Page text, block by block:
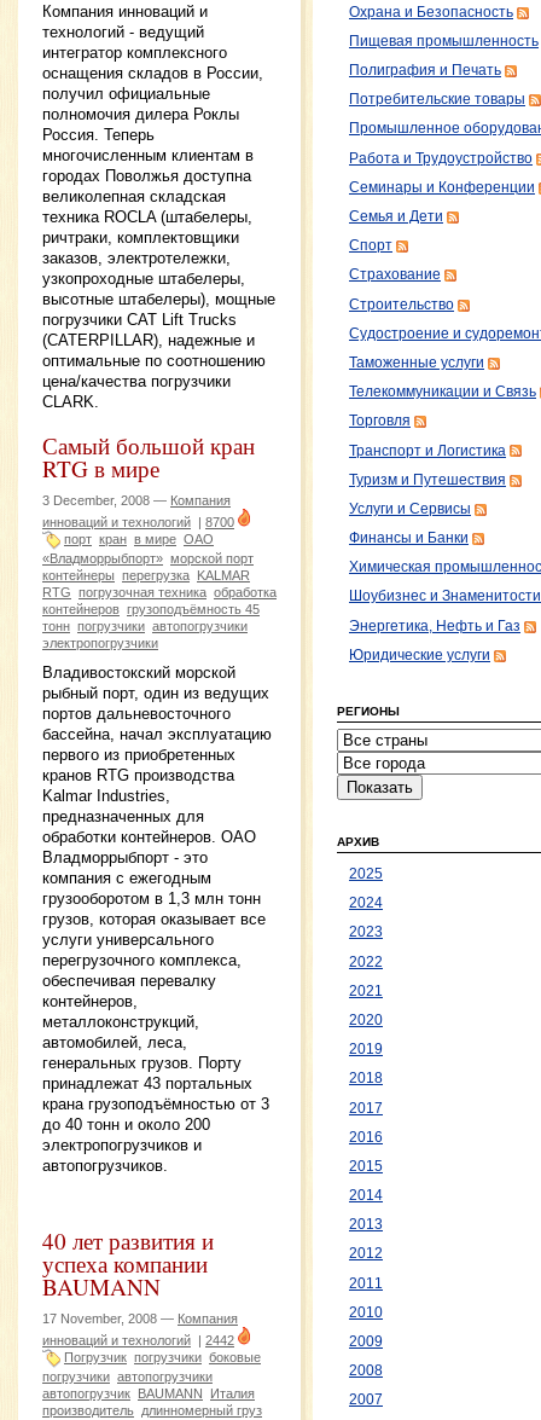
Компания инноваций и
технологий - ведущий
интегратор комплексного
оснащения складов в России,
получил официальные
полномочия дилера Роклы
Россия. Теперь
многочисленным клиентам в
городах Поволжья доступна
великолепная складская
техника ROCLA (штабелеры,
ричтраки, комплектовщики
заказов, электротележки,
узкопроходные штабелеры,
высотные штабелеры), мощные
погрузчики CAT Lift Trucks
(CATERPILLAR), надежные и
оптимальные по соотношению
цена/качества погрузчики
CLARK.
Самый большой кран
RTG в мире
3 December, 2008 — Компания
инноваций и технологий
8700
порт кран в мире ОАО
«Владморрыбпорт» морской порт
контейнеры перегрузка
KALMAR
RTG погрузочная техника обработка
контейнеров грузоподъёмность 45
тонн погрузчики автопогрузчики
электропогрузчики
Владивостокский морской
рыбный порт, один из ведущих
портов дальневосточного
бассейна, начал эксплуатацию
первого из приобретенных
кранов RTG производства
Kalmar Industries,
предназначенных для
обработки контейнеров. ОАО
Владморрыбпорт - это
компания с ежегодным
грузооборотом в 1,3 млн тонн
грузов, которая оказывает все
услуги универсального
перегрузочного комплекса,
обеспечивая перевалку
контейнеров,
металлоконструкций,
автомобилей, леса,
генеральных грузов. Порту
принадлежат 43 портальных
крана грузоподъёмностью от 3
до 40 тонн и около 200
электропогрузчиков и
автопогрузчиков.
40 лет развития и
успеха компании
BAUMANN
17 November, 2008 — Компания
инноваций и технологий | 2442
Погрузчик погрузчики боковые
погрузчики автопогрузчики
автопогрузчик BAUMANN
Италия
производитель длинномерный груз
Охрана и Безопасность
Пищевая промышленность
Полиграфия и Печать
Потребительские товары
Промышленное
Работа и Трудоустройство
Семинары и Конференции
Семья и Дети
Спорт
Страхование
Строительство
Судостроение и
Таможенные услуги
Телекоммуникации и Связь
Торговля
Транспорт и Логистика
Туризм и Путешествия
Услуги и Сервисы
Финансы и Банки
Химическая
Шоубизнес и Знаменитости
Энергетика, Нефть и Газ
Юридические услуги
РЕГИОНЫ
АРХИВ
2025
2024
2023
2022
2021
2020
2019
2018
2017
2016
2015
2014
2013
2012
2011
2010
2009
2008
2007